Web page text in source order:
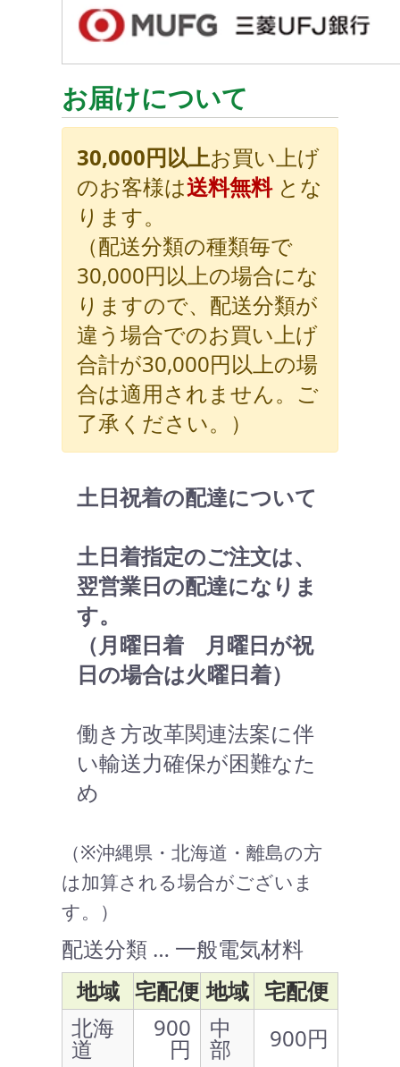
お届けについて
30,000円以上お買い上げ
のお客様は送料無料とな
ります。
（配送分類の種類毎で
30,000円以上の場合にな
りますので、配送分類が
違う場合でのお買い上げ
合計が30,000円以上の場
合は適用されません。ご
了承ください。）
土日祝着の配達について
土日着指定のご注文は、
翌営業日の配達になりま
す。
（月曜日着 月曜日が祝
日の場合は火曜日着）
働き方改革関連法案に伴
い輸送力確保が困難なた
め
（※沖縄県・北海道・離島の方
は加算される場合がございま
す。）
配送分類 … 一般電気材料
地域 宅配便 地域 宅配便
北海
道
900
円
中
部 900円